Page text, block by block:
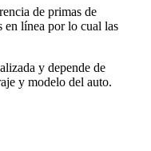
de primas de
en línea por lo cual las
y depende de
y modelo del auto.